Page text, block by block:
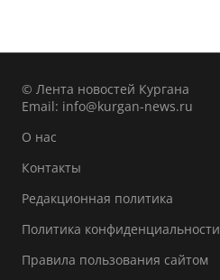
© Лента новостей Кургана
Email: info@kurgan-news.ru
О нас
Контакты
Редакционная политика
Политика конфиденциальности
Правила пользования сайтом